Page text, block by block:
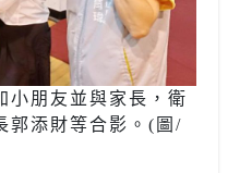
小朋友並與家長，衛
郭添財等合影。(圖/